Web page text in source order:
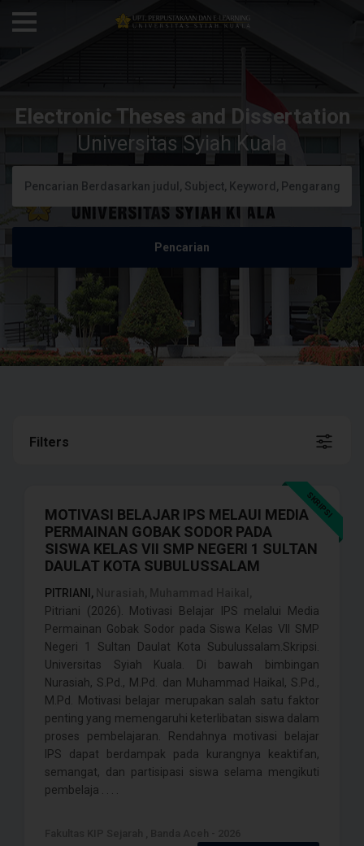
Electronic Theses and Dissertation
Universitas Syiah Kuala
Filters
SKRIPSI
MOTIVASI BELAJAR IPS MELAUI MEDIA
PERMAINAN GOBAK SODOR PADA
SISWA KELAS VII SMP NEGERI 1 SULTAN
DAULAT KOTA SUBULUSSALAM
PITRIANI,
Pitriani (2026). Motivasi Belajar IPS melalui Media
Permainan Gobak Sodor pada Siswa Kelas VII SMP
Negeri 1 Sultan Daulat Kota Subulussalam.Skripsi.
Universitas Syiah Kuala. Di bawah bimbingan
Nurasiah, S.Pd., M.Pd. dan Muhammad Haikal, S.Pd.,
M.Pd. Motivasi belajar merupakan salah satu faktor
penting yang memengaruhi keterlibatan siswa dalam
proses pembelajaran. Rendahnya motivasi belajar
IPS dapat berdampak pada kurangnya keaktifan,
semangat, dan partisipasi siswa selama mengikuti
pembelaja . . . .